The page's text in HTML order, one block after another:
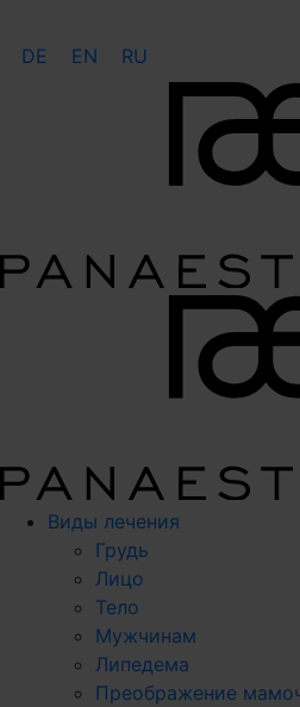
DE EN RU
Виды лечения
Грудь
Лицо
Тело
Мужчинам
Липедема
Преображение